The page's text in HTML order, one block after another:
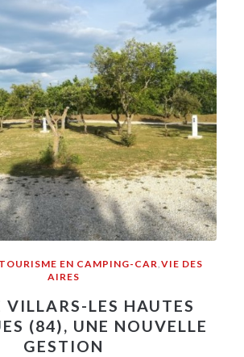
TOURISME EN CAMPING-CAR,VIE DES
AIRES
VILLARS-LES HAUTES
(84), UNE NOUVELLE
GESTION